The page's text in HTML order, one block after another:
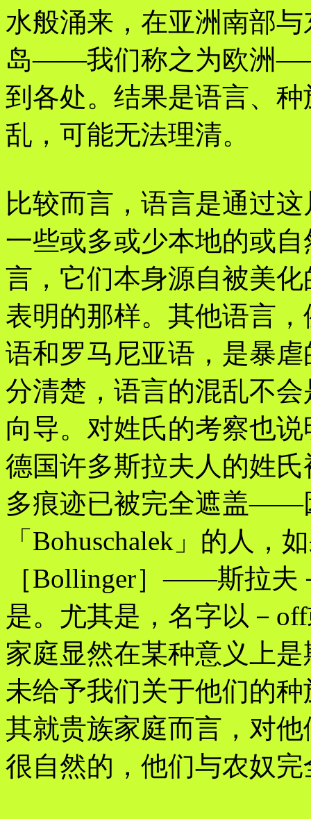
水般涌来，在亚洲南部
岛——我们称之为欧洲
到各处。结果是语言、
乱，可能无法理清。
比较而言，语言是通过
一些或多或少本地的或
言，它们本身源自被美
表明的那样。其他语言
语和罗马尼亚语，是暴
分清楚，语言的混乱不
向导。对姓氏的考察也
德国许多斯拉夫人的姓
多痕迹已被完全遮盖——
「Bohuschalek」的人，
［Bollinger］——斯拉夫
是。尤其是，名字以－
家庭显然在某种意义上
未给予我们关于他们的
其就贵族家庭而言，对
很自然的，他们与农奴